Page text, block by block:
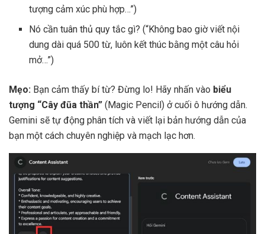
tượng cảm xúc phù hợp…”)
Nó cần tuân thủ quy tắc gì? (“Không bao giờ viết nội
dung dài quá 500 từ, luôn kết thúc bằng một câu hỏi
mở…”)
Mẹo: Bạn cảm thấy bí từ? Đừng lo! Hãy nhấn vào biểu
tượng “Cây đũa thần” (Magic Pencil) ở cuối ô hướng dẫn.
Gemini sẽ tự động phân tích và viết lại bản hướng dẫn của
bạn một cách chuyên nghiệp và mạch lạc hơn.